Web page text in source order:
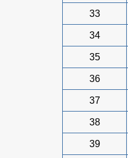
33
34
35
36
37
38
39